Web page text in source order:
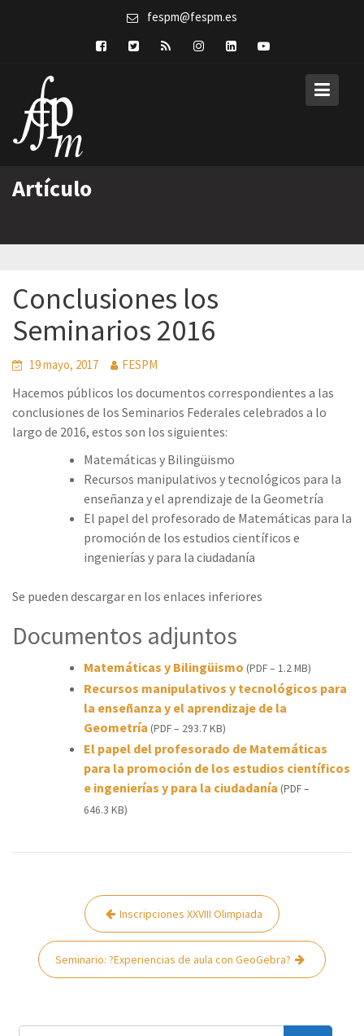
fespm@fespm.es
Artículo
Conclusiones los
Seminarios 2016
19 mayo, 2017 FESPM
Hacemos públicos los documentos correspondientes a las
conclusiones de los Seminarios Federales celebrados a lo
largo de 2016, estos son los siguientes:
Matemáticas y Bilingüismo
Recursos manipulativos y tecnológicos para la
enseñanza y el aprendizaje de la Geometría
El papel del profesorado de Matemáticas para la
promoción de los estudios científicos e
ingenierías y para la ciudadanía
Se pueden descargar en los enlaces inferiores
Documentos adjuntos
Matemáticas y Bilingüismo (PDF – 1.2 MB)
Recursos manipulativos y tecnológicos para
la enseñanza y el aprendizaje de la
Geometría (PDF – 293.7 KB)
El papel del profesorado de Matemáticas
para la promoción de los estudios científicos
e ingenierías y para la ciudadanía (PDF –
646.3 KB)
Navegación
entradas
Inscripciones XXVIII Olimpiada
Seminario: ?Experiencias de aula con GeoGebra?